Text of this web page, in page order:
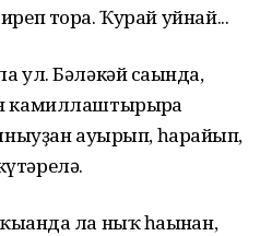
тора. Ҡурай уйнай...
ул. Бәләкәй сағында,
камиллаштырырға
ауырып, һарғайып,
ла ныҡ һағынған,